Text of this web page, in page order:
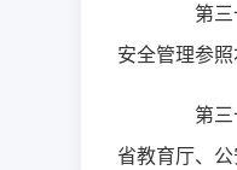
第三
安全管理参照
第三
省教育厅、公